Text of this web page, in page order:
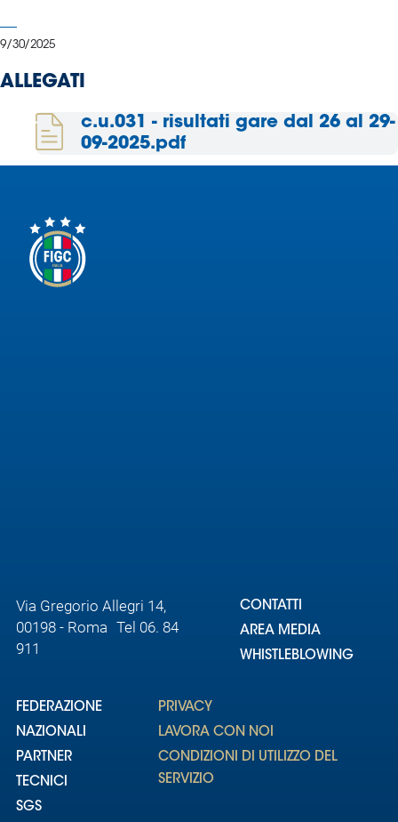
Serie
Femminile
del
Calcio
Shop
partner
delle
nazionali
Assicurazione
Social media
9/30/2025
ALLEGATI
c.u.031 - risultati gare dal 26 al 29-
09-2025.pdf
Via Gregorio Allegri 14,
00198 - Roma Tel 06. 84
911
CONTATTI
AREA MEDIA
WHISTLEBLOWING
FEDERAZIONE
NAZIONALI
PARTNER
TECNICI
SGS
PRIVACY
LAVORA CON NOI
CONDIZIONI DI UTILIZZO DEL
SERVIZIO